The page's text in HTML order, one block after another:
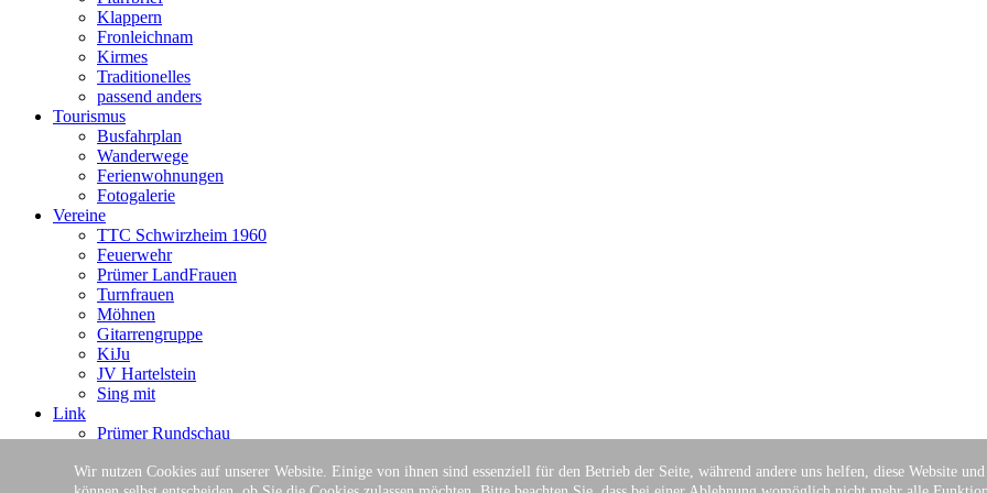
Klappern
Fronleichnam
Kirmes
Traditionelles
passend anders
Tourismus
Busfahrplan
Wanderwege
Ferienwohnungen
Fotogalerie
Vereine
TTC Schwirzheim 1960
Feuerwehr
Prümer LandFrauen
Turnfrauen
Möhnen
Gitarrengruppe
KiJu
JV Hartelstein
Sing mit
Link
Prümer Rundschau
eifel journal
Wir nutzen Cookies auf unserer Website. Einige von ihnen sind essenziell für den Betrieb der Seite, während andere uns helfen, diese Website